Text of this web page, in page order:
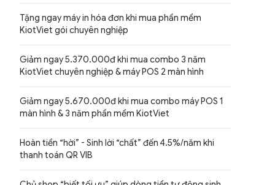
Tặng ngay máy in hóa đơn khi mua phần mềm
KiotViet gói chuyên nghiệp
Giảm ngay 5.370.000đ khi mua combo 3 năm
KiotViet chuyên nghiệp & máy POS 2 màn hình
Giảm ngay 5.670.000đ khi mua combo máy POS 1
màn hình & 3 năm phần mềm KiotViet
Hoàn tiền “hời” - Sinh lời “chất” đến 4.5%/năm khi
thanh toán QR VIB